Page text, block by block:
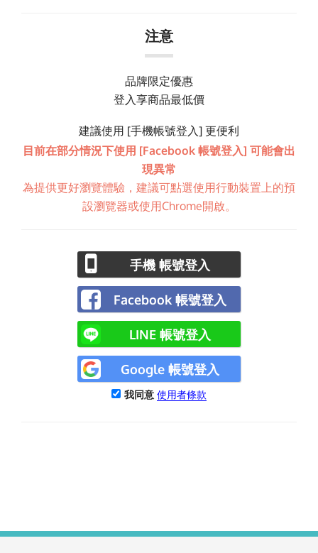
注意
品牌限定優惠
登入享商品最低價
建議使用 [手機帳號登入] 更便利
目前在部分情況下使用 [Facebook 帳號登入] 可能會出
現異常
為提供更好瀏覽體驗，建議可點選使用行動裝置上的預
設瀏覽器或使用Chrome開啟。
手機 帳號登入
Facebook 帳號登入
LINE 帳號登入
Google 帳號登入
我同意 使用者條款